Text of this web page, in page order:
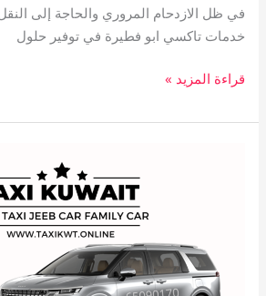
في ظل الازدحام المروري والحاجة إلى
خدمات تاكسي ابو فطيرة في توفير حلول
قراءة المزيد »